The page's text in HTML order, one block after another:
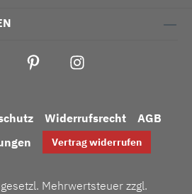
Widerrufsrecht
AGB
Vertrag widerrufen
Mehrwertsteuer zzgl.